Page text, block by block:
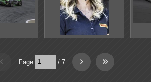
Page / 7